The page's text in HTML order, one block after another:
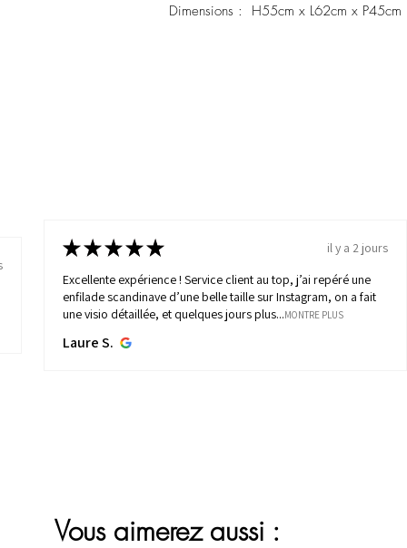
★★★★★
il y a 2 jours
Excellente expérience ! Service client au top, j’ai repéré une
enfilade scandinave d’une belle taille sur Instagram, on a fait
une visio détaillée, et quelques jours plus...MONTRE PLUS
Laure S.
Dimensions :  H55cm x L62cm x P45cm
Vous aimerez aussi :